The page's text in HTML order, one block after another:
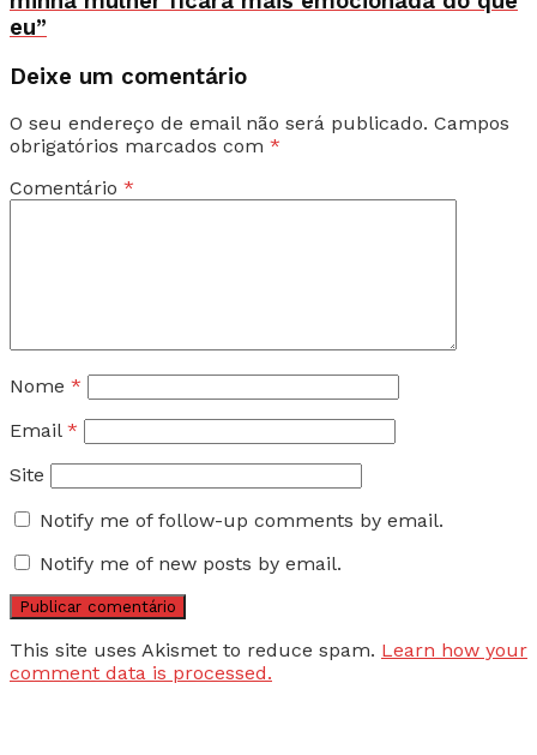
eu”
Deixe um comentário
O seu endereço de email não será publicado. Campos
obrigatórios marcados com *
Comentário *
Nome *
Email *
Site
Notify me of follow-up comments by email.
Notify me of new posts by email.
This site uses Akismet to reduce spam. Learn how your
comment data is processed.